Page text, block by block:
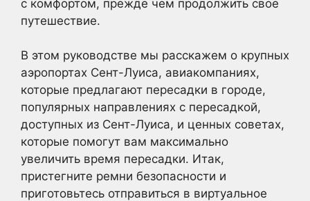
с комфортом, прежде чем продолжить свое
путешествие.
В этом руководстве мы расскажем о крупных
аэропортах Сент-Луиса, авиакомпаниях,
которые предлагают пересадки в городе,
популярных направлениях с пересадкой,
доступных из Сент-Луиса, и ценных советах,
которые помогут вам максимально
увеличить время пересадки. Итак,
пристегните ремни безопасности и
приготовьтесь отправиться в виртуальное